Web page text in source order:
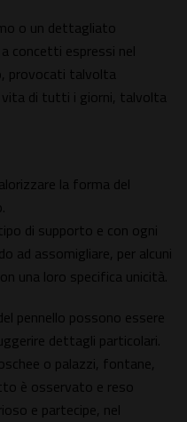
o un dettagliato
concetti espressi nel
provocati talvolta
vita di tutti i giorni, talvolta
la forma del
di supporto e con ogni
ad assomigliare, per alcuni
una loro specifica unicità.
pennello possono essere
dettagli particolari.
o palazzi, fontane,
è osservato e reso
e partecipe, nel